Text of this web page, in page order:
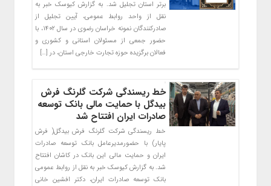
برتر استان تجلیل شد. به گزارش کیوسک خبر به
نقل از واحد روابط عمومی، آیین تجلیل از
صادرکنندگان نمونه خراسان رضوی در سال ۱۴۰۲، با
حضور جمعی از مسئولان استانی و کشوری و
فعالان برگزیده حوزه تجارت خارجی استان، در […]
خط ریسندگی شرکت گلرنگ فرش
بیدگل با حمایت مالی بانک توسعه
صادرات ایران افتتاح شد
خط ریسندگی شرکت گلرنگ فرش بیدگل( فرش
پایار) با حضورمدیرعامل بانک توسعه صادرات
ایران و حمایت مالی این بانک در کاشان افتتاح
شد. به گزارش کیوسک خبر به نقل از روابط عمومی
بانک توسعه صادرات ایران، دکتر افشین خانی